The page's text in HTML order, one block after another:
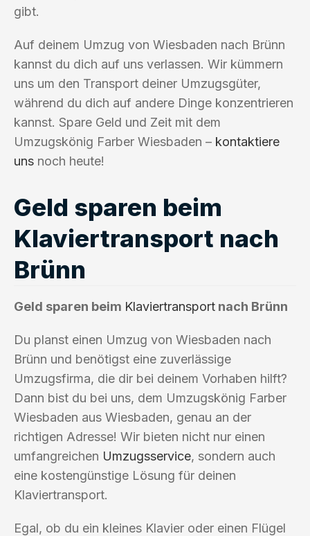
gibt.
Auf deinem Umzug von Wiesbaden nach Brünn
kannst du dich auf uns verlassen. Wir kümmern
uns um den Transport deiner Umzugsgüter,
während du dich auf andere Dinge konzentrieren
kannst. Spare Geld und Zeit mit dem
Umzugskönig Farber Wiesbaden – kontaktiere
uns noch heute!
Geld sparen beim
Klaviertransport nach
Brünn
Geld sparen beim Klaviertransport nach Brünn
Du planst einen Umzug von Wiesbaden nach
Brünn und benötigst eine zuverlässige
Umzugsfirma, die dir bei deinem Vorhaben hilft?
Dann bist du bei uns, dem Umzugskönig Farber
Wiesbaden aus Wiesbaden, genau an der
richtigen Adresse! Wir bieten nicht nur einen
umfangreichen Umzugsservice, sondern auch
eine kostengünstige Lösung für deinen
Klaviertransport.
Egal, ob du ein kleines Klavier oder einen Flügel